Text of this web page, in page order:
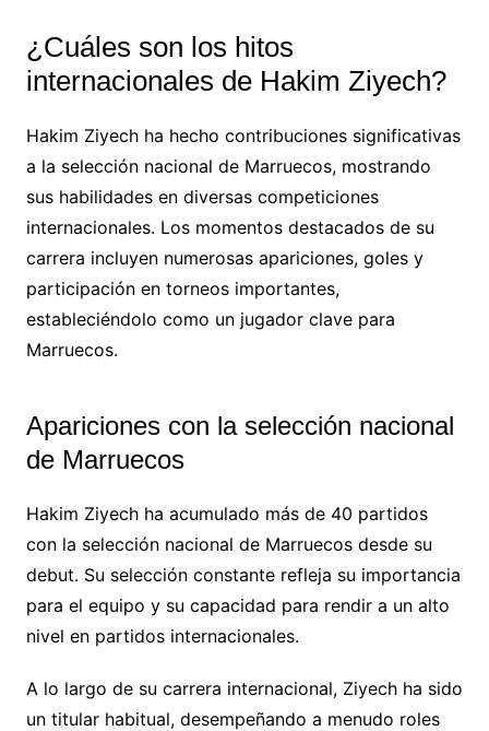
¿Cuáles son los hitos
internacionales de Hakim Ziyech?
Hakim Ziyech ha hecho contribuciones significativas
a la selección nacional de Marruecos, mostrando
sus habilidades en diversas competiciones
internacionales. Los momentos destacados de su
carrera incluyen numerosas apariciones, goles y
participación en torneos importantes,
estableciéndolo como un jugador clave para
Marruecos.
Apariciones con la selección nacional
de Marruecos
Hakim Ziyech ha acumulado más de 40 partidos
con la selección nacional de Marruecos desde su
debut. Su selección constante refleja su importancia
para el equipo y su capacidad para rendir a un alto
nivel en partidos internacionales.
A lo largo de su carrera internacional, Ziyech ha sido
un titular habitual, desempeñando a menudo roles